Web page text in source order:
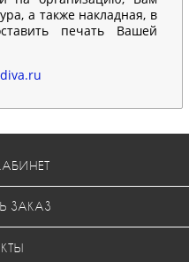
а также накладная, в
печать Вашей
ЗАКАЗ